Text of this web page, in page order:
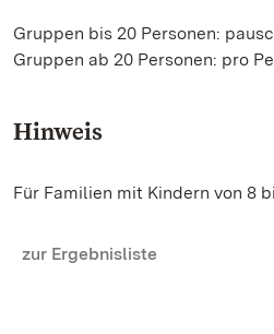
Gruppen bis 20 Personen:
Gruppen ab 20 Personen: pro
Hinweis
Für Familien mit Kindern von 8
zur Ergebnisliste